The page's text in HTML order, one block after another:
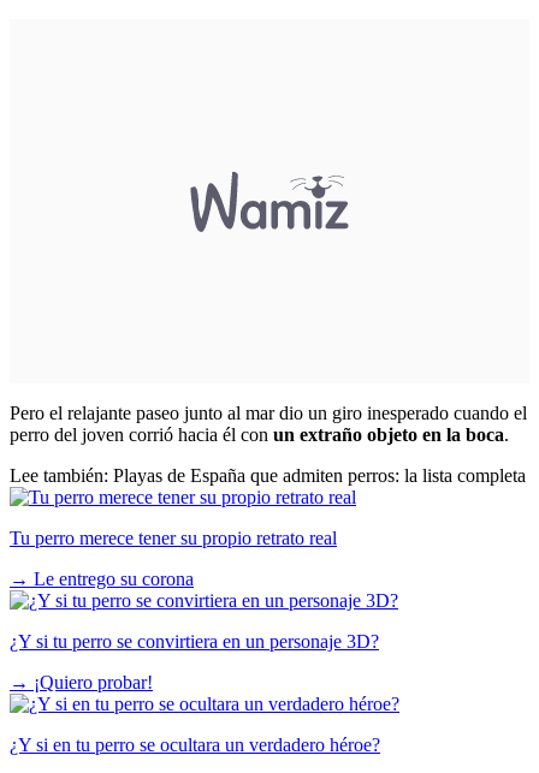
Pero el relajante paseo junto al mar dio un giro inesperado cuando el
perro del joven corrió hacia él con un extraño objeto en la boca.
Lee también: Playas de España que admiten perros: la lista completa
Tu perro merece tener su propio retrato real
→ Le entrego su corona
¿Y si tu perro se convirtiera en un personaje 3D?
→ ¡Quiero probar!
¿Y si en tu perro se ocultara un verdadero héroe?